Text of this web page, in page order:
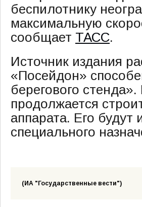
беспилотнику
максимальную
сообщает ТАСС.
Источник издания
«Посейдон»
берегового
продолжается
аппарата. Его будут
специального
(ИА "Государственные вести")